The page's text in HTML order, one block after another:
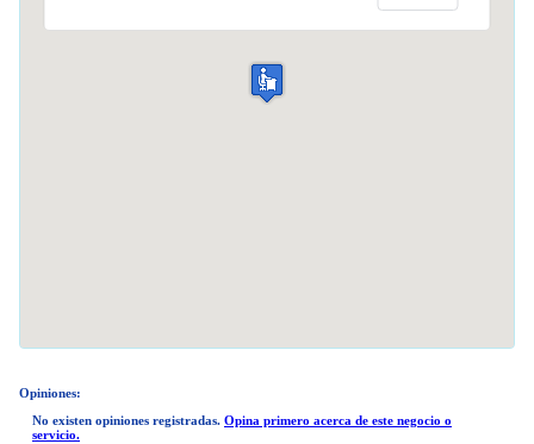
Opiniones:
No existen opiniones registradas. Opina primero acerca de este negocio o
servicio.